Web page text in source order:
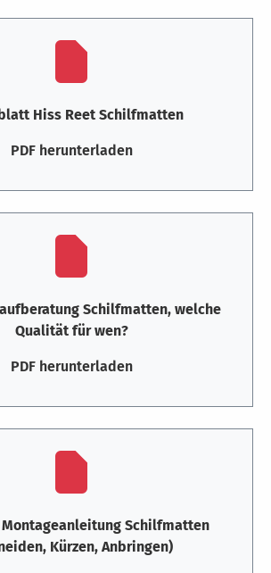
Hiss Reet Schilfmatten
PDF herunterladen
Schilfmatten, welche
Qualität für wen?
PDF herunterladen
Montageanleitung Schilfmatten
Kürzen, Anbringen)